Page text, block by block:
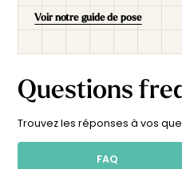
Voir notre guide de pose
Questions
Trouvez les réponses à vos
FAQ